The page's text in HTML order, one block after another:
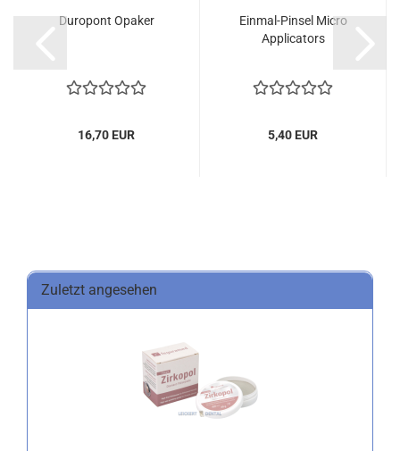
Duropont Opaker
16,70 EUR
Einmal-Pinsel Micro
Applicators
5,40 EUR
Zuletzt angesehen